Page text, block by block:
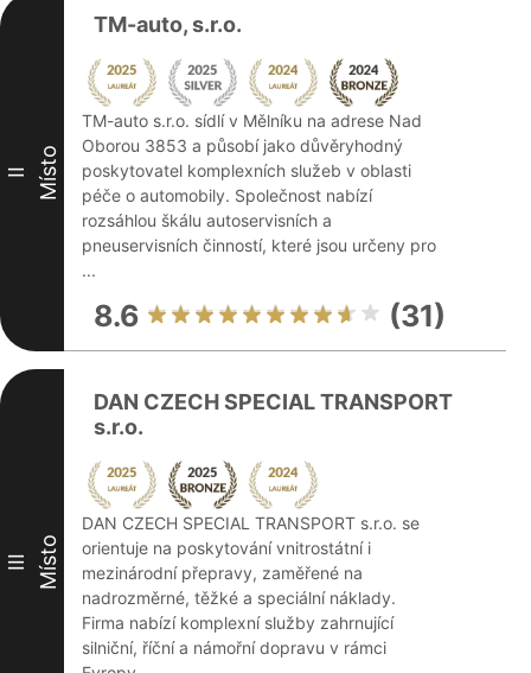
II Místo
TM-auto, s.r.o.
TM-auto s.r.o. sídlí v Mělníku na adrese Nad
Oborou 3853 a působí jako důvěryhodný
poskytovatel komplexních služeb v oblasti
péče o automobily. Společnost nabízí
rozsáhlou škálu autoservisních a
pneuservisních činností, které jsou určeny pro
...
8.6 (31)
III Místo
DAN CZECH SPECIAL TRANSPORT
s.r.o.
DAN CZECH SPECIAL TRANSPORT s.r.o. se
orientuje na poskytování vnitrostátní i
mezinárodní přepravy, zaměřené na
nadrozměrné, těžké a speciální náklady.
Firma nabízí komplexní služby zahrnující
silniční, říční a námořní dopravu v rámci